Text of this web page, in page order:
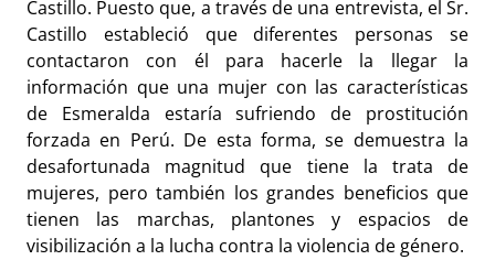
Castillo. Puesto que, a través de una entrevista, el Sr.
Castillo estableció que diferentes personas se
contactaron con él para hacerle la llegar la
información que una mujer con las características
de Esmeralda estaría sufriendo de prostitución
forzada en Perú. De esta forma, se demuestra la
desafortunada magnitud que tiene la trata de
mujeres, pero también los grandes beneficios que
tienen las marchas, plantones y espacios de
visibilización a la lucha contra la violencia de género.